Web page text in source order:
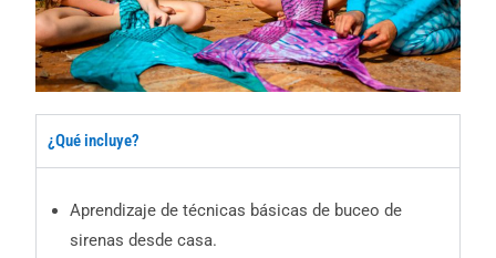
¿Qué incluye?
Aprendizaje de técnicas básicas de buceo de
sirenas desde casa.